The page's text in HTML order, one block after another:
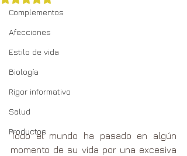
Complementos
Afecciones
Estilo de vida
Biología
Rigor informativo
Salud
Productos
Todo el mundo ha pasado en algún
momento de su vida por una excesiva